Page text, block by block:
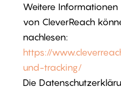
Weitere
von CleverReach
nachlesen:
https://
und-tracking/
Die